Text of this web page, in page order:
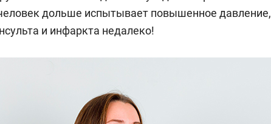
дольше испытывает повышенное давление,
и инфаркта недалеко!